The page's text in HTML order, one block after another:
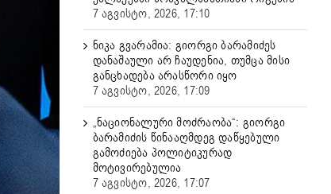
7 აგვისტო, 2026, 17:10
ნიკა გვარამია: გიორგი ბარამიძეს
დანაშაული არ ჩაუდენია, თუმცა მისი
განცხადება არასწორი იყო
7 აგვისტო, 2026, 17:09
„ნაციონალური მოძრაობა“: გიორგი
ბარამიძის წინააღმდეგ დაწყებული
გამოძიება პოლიტიკურად
მოტივირებულია
7 აგვისტო, 2026, 17:07